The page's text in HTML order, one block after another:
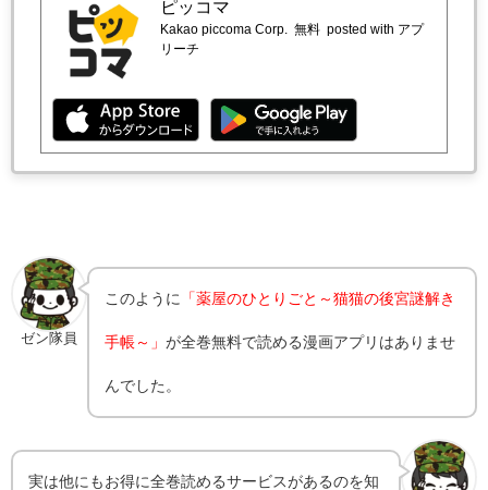
ピッコマ
Kakao piccoma Corp. 無料 posted with アプ
リーチ
ゼン隊員
このように 「薬屋のひとりごと～猫猫の後宮謎解き
手帳～」が全巻無料で読める漫画アプリはありませ
んでした。
実は他にもお得に全巻読めるサービスがあるのを知